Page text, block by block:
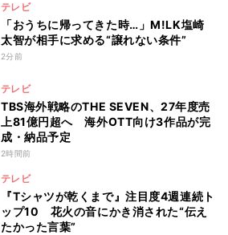
テレビ
「おうちに帰ってきた時…」M!LK塩崎
太智が相手に求める“譲れない条件”
2分前
テレビ
TBS海外戦略のTHE SEVEN、27年度売
上81億円超へ 海外OTT向け3作品が完
成・納品予定
2時間前
テレビ
『Tシャツが乾くまで』注目度4週連続ト
ップ10 花火の音にかき消された“伝え
たかった言葉”